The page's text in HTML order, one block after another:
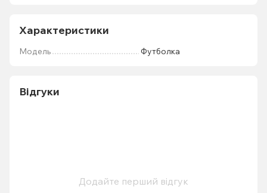
Характеристики
Мoдель Футболка
Відгуки
Додайте перший відгук